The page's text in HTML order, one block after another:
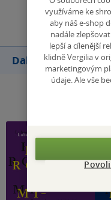
Další knihy autora
využíváme ke
aby náš e-shop
nadále
lepší a cílenější
klidně Vergilia v
marketingovým
údaje. Ale vše